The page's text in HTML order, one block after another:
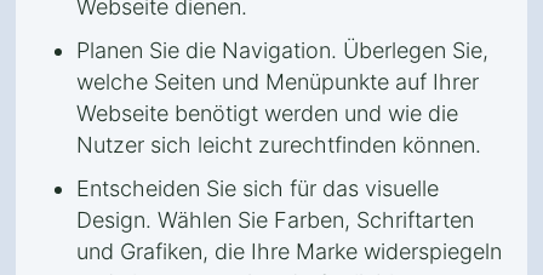
Webseite dienen.
Planen Sie die Navigation. Überlegen Sie,
welche Seiten und Menüpunkte auf Ihrer
Webseite benötigt werden und wie die
Nutzer sich leicht zurechtfinden können.
Entscheiden Sie sich für das visuelle
Design. Wählen Sie Farben, Schriftarten
und Grafiken, die Ihre Marke widerspiegeln